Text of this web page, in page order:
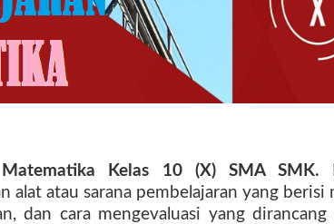
Matematika Kelas 10 (X) SMA SMK.
alat atau sarana pembelajaran yang berisi
dan cara mengevaluasi yang dirancang